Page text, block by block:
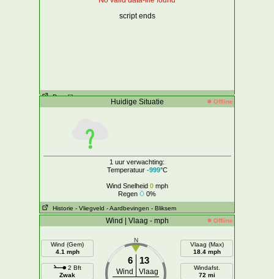
script ends
Dagelijks - per uur
Huidige Situatie Offline
1 uur verwachting:
Temperatuur -999°C
Wind Snelheid 0mph
Regen
0%
Historie - Vliegveld - Aardbevingen - Bliksem
Wind | Vlaag - mph Offline
Wind (Gem)
4.1 mph
2 Bft
Zwak
N
6 13
Wind
Vlaag
Vlaag (Max)
18.4 mph
Windafst.
72 mi